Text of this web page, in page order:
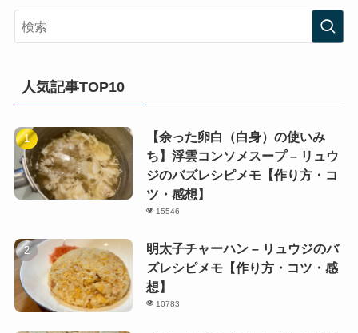
人気記事TOP10
【余った卵白（白身）の使いみ
ち】浮雲コンソメスープ – リュウ
ジのバズレシピメモ【作り方・コ
ツ・感想】
15546
明太子チャーハン – リュウジのバ
ズレシピメモ【作り方・コツ・感
想】
10783